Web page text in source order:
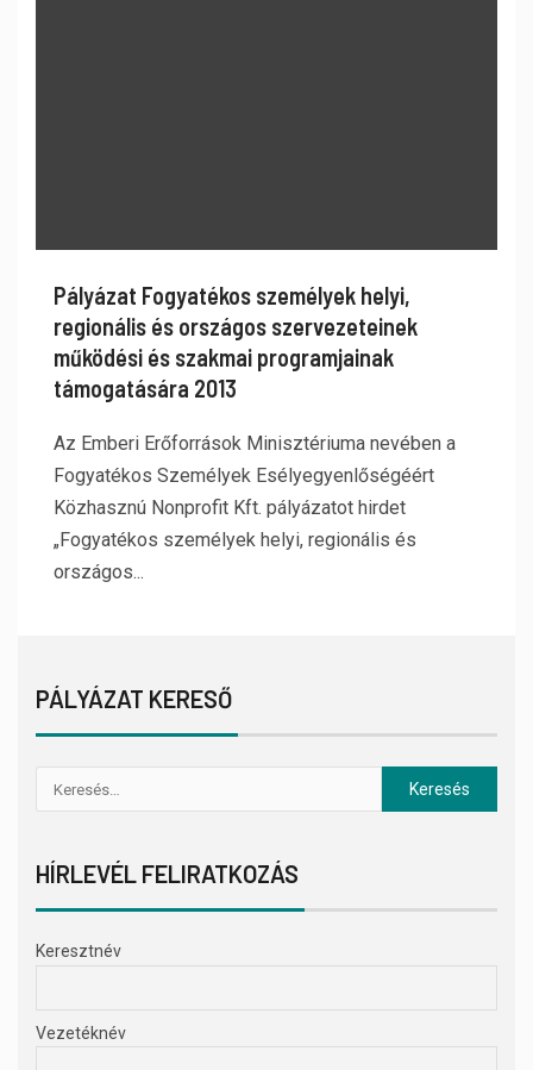
Pályázat Fogyatékos személyek helyi,
regionális és országos szervezeteinek
működési és szakmai programjainak
támogatására 2013
Az Emberi Erőforrások Minisztériuma nevében a
Fogyatékos Személyek Esélyegyenlőségéért
Közhasznú Nonprofit Kft. pályázatot hirdet
„Fogyatékos személyek helyi, regionális és
országos...
PÁLYÁZAT KERESŐ
HÍRLEVÉL FELIRATKOZÁS
Keresztnév
Vezetéknév